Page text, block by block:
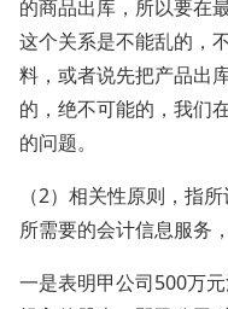
的商品出库，所以要在
这个关系是不能乱的，
料，或者说先把产品出
的，绝不可能的，我们
的问题。
（2）相关性原则，指
所需要的会计信息服务
一是表明甲公司500万